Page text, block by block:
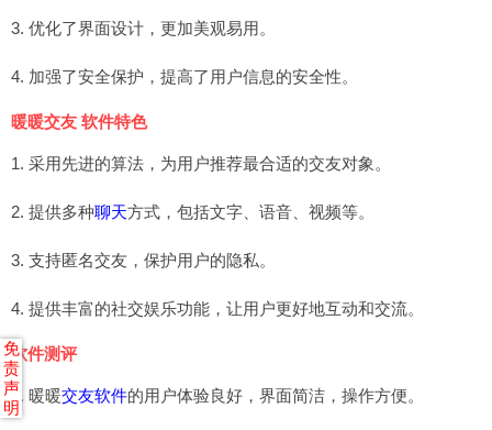
3. 优化了界面设计，更加美观易用。
4. 加强了安全保护，提高了用户信息的安全性。
暖暖交友 软件特色
1. 采用先进的算法，为用户推荐最合适的交友对象。
2. 提供多种聊天方式，包括文字、语音、视频等。
3. 支持匿名交友，保护用户的隐私。
4. 提供丰富的社交娱乐功能，让用户更好地互动和交流。
软件测评
1. 暖暖交友软件的用户体验良好，界面简洁，操作方便。
免
责
声
明